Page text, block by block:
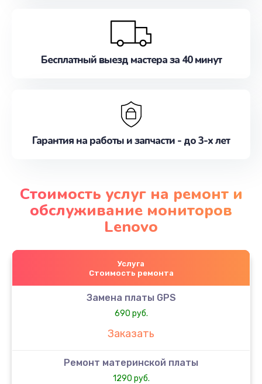
Бесплатный выезд мастера за 40 минут
Гарантия на работы и запчасти - до 3-х лет
Стоимость услуг на ремонт и
обслуживание мониторов
Lenovo
Услуга
Стоимость ремонта
Замена платы GPS
690 руб.
Заказать
Ремонт материнской платы
1290 руб.